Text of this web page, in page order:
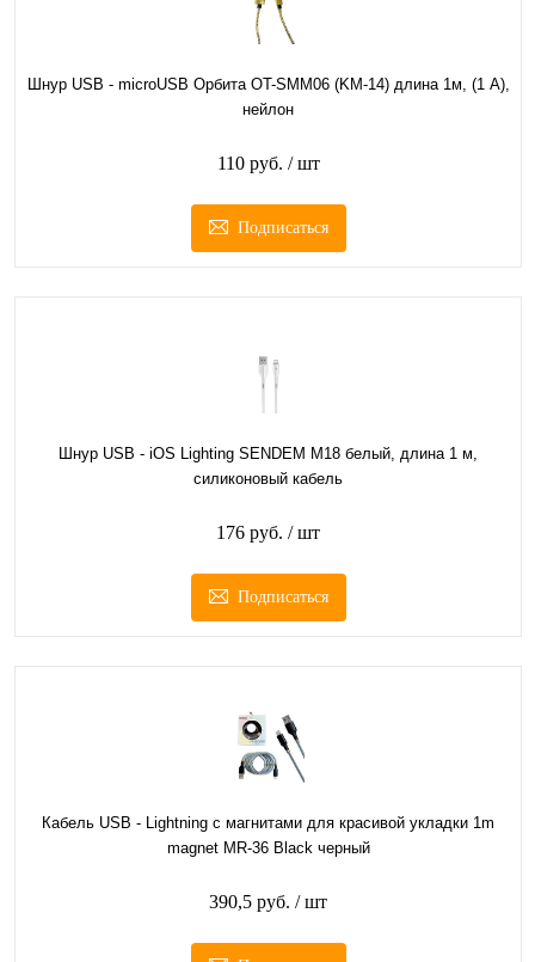
Шнур USB - microUSB Орбита OT-SMM06 (KM-14) длина 1м, (1 А),
нейлон
110 руб. / шт
Подписаться
Шнур USB - iOS Lighting SENDEM M18 белый, длина 1 м,
силиконовый кабель
176 руб. / шт
Подписаться
Кабель USB - Lightning с магнитами для красивой укладки 1m
magnet MR-36 Black черный
390,5 руб. / шт